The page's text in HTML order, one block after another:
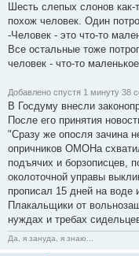
Шесть слепых слонов как-
похож человек. Один
-Человек - это что-то
Все остальные тоже
человек - что-то
Добавлено спустя 1 минуту 38
В Госдуму внесли
После его принятия
"Сразу же опосля зачина
опричников ОМОНа
подъячих и борзописцев,
околоточной управы
прописал 15 дней на воде
Плакальщики от
нуждах и требах
Да, я зануда, я знаю...